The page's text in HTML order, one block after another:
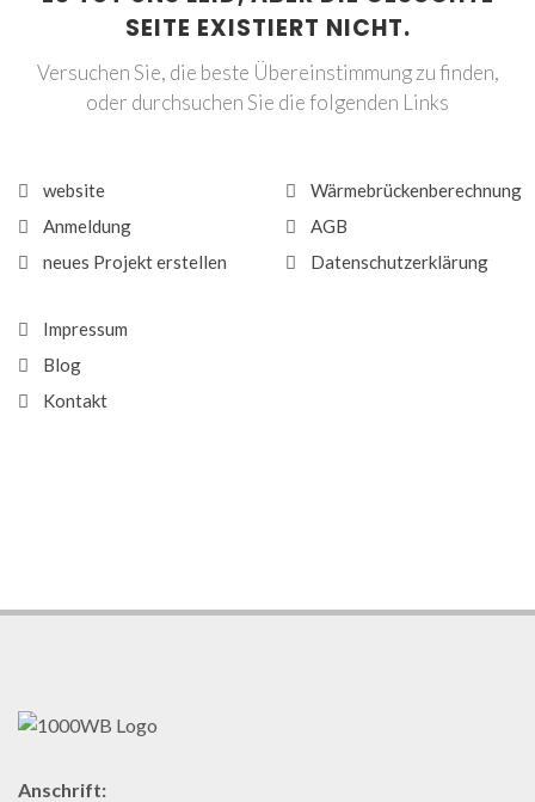
SEITE EXISTIERT NICHT.
Versuchen Sie, die beste Übereinstimmung zu finden,
oder durchsuchen Sie die folgenden Links
website
Anmeldung
neues Projekt erstellen
Wärmebrückenberechnung
AGB
Datenschutzerklärung
Impressum
Blog
Kontakt
Anschrift: